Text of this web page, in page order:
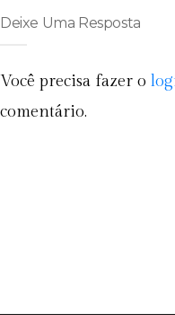
Deixe Uma Resposta
Você precisa fazer o
comentário.